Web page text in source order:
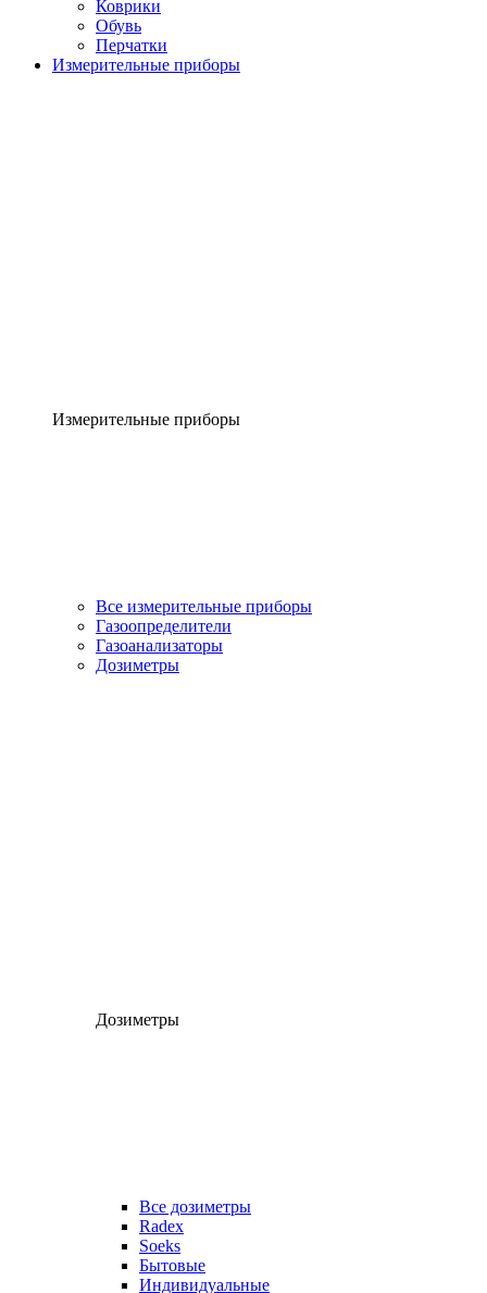
Коврики
Обувь
Перчатки
Измерительные приборы
Измерительные приборы
Все измерительные приборы
Газоопределители
Газоанализаторы
Дозиметры
Дозиметры
Все дозиметры
Radex
Soeks
Бытовые
Индивидуальные